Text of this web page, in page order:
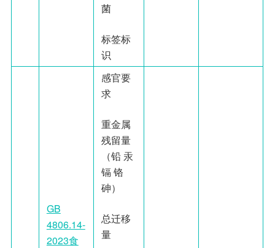
菌
标签标
识
GB
4806.14-
2023食
感官要
求
重金属
残留量
（铅 汞
镉 铬
砷）
总迁移
量